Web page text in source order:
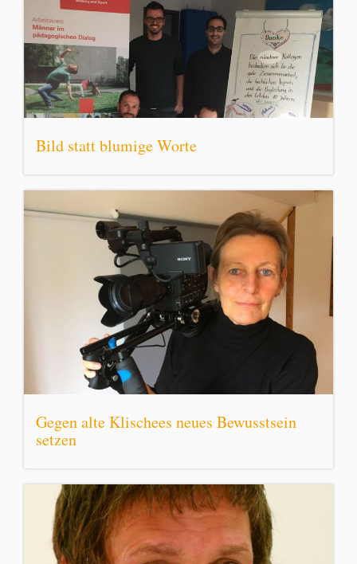
Bild statt blumige Worte
Gegen alte Klischees neues Bewusstsein
setzen